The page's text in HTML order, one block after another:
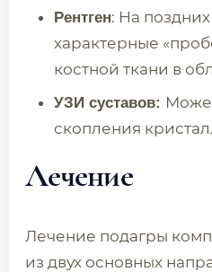
Рентген: На
характерные
костной ткани в
УЗИ суставов:
скопления
Лечение
Лечение подагры
из двух основных